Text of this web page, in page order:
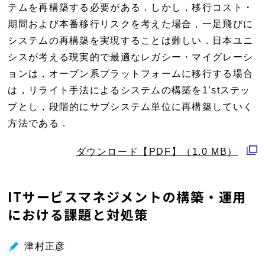
テムを再構築する必要がある．しかし，移行コスト・
期間および本番移行リスクを考えた場合，一足飛びに
システムの再構築を実現することは難しい．日本ユニ
シスが考える現実的で最適なレガシー・マイグレーシ
ョンは，オープン系プラットフォームに移行する場合
は，リライト手法によるシステムの構築を1’stステッ
プとし，段階的にサブシステム単位に再構築していく
方法である．
ダウンロード【PDF】（1.0 MB）
ィ
ITサービスマネジメントの構築・運用
における課題と対処策
津村正彦